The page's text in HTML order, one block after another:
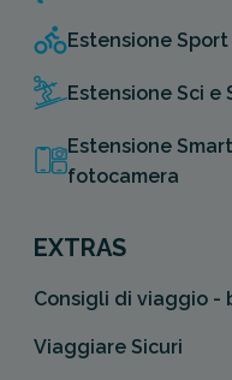
Estensione Sport
Estensione Sci e
Estensione
fotocamera
EXTRAS
Consigli di viaggio -
Viaggiare Sicuri